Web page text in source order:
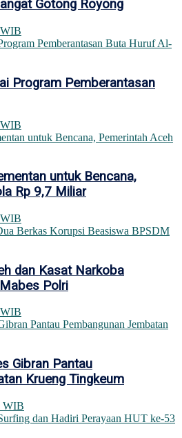
Gotong Royong
Program Pemberantasan
untuk Bencana,
Rp 9,7 Miliar
dan Kasat Narkoba
Polri
Gibran Pantau
Krueng Tingkeum
WIB